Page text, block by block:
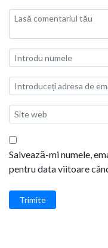
Salvează-mi numele,
pentru data viitoare
Trimite